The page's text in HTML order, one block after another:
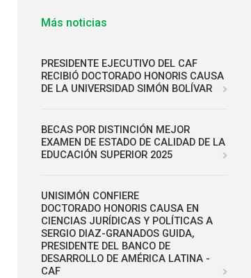
Más noticias
PRESIDENTE EJECUTIVO DEL CAF
RECIBIÓ DOCTORADO HONORIS CAUSA
DE LA UNIVERSIDAD SIMÓN BOLÍVAR
BECAS POR DISTINCIÓN MEJOR
EXAMEN DE ESTADO DE CALIDAD DE LA
EDUCACIÓN SUPERIOR 2025
UNISIMÓN CONFIERE
DOCTORADO HONORIS CAUSA EN
CIENCIAS JURÍDICAS Y POLÍTICAS A
SERGIO DIAZ-GRANADOS GUIDA,
PRESIDENTE DEL BANCO DE
DESARROLLO DE AMÉRICA LATINA -
CAF